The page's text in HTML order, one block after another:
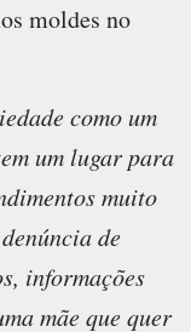
moldes no
como um
um lugar para
muito
de
informações
mãe que quer